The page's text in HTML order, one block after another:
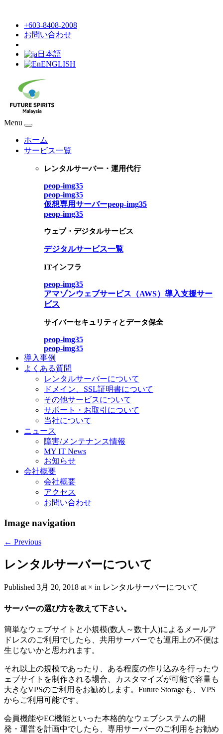
+603-8408-2008
お問い合わせ
日本語
ENGLISH
Menu
ホーム
サービス一覧
レンタルサーバー・運用代行
peop-img35
peop-img35
仮想専用サーバーpeop-img35
peop-img35
ウェブ・デジタルサービス
デジタルサービス一覧
ITインフラ
peop-img35
アマゾンウェブサービス（AWS）導入支援サー
ビス
サイバーセキュリティとデータ保全
peop-img35
peop-img35
導入事例
よくある質問
レンタルサーバーについて
ドメイン、SSL証明書について
その他サービスについて
サポート・お取引について
当社について
ニュース
障害/メンテナンス情報
MY IT News
お知らせ
会社概要
会社概要
アクセス
お問い合わせ
Image navigation
← Previous
レンタルサーバーについて
Published 3月 20, 2018 at × in レンタルサーバーについて
サーバーの選び方を教えて下さい。
簡単なウェブサイトと小規模(数人～数十人)によるメールア
ドレスのご利用でしたら、共用サーバーでも運用上の不便は
生じないかと思われます。
それ以上の規模であったり、ある程度の作り込みを行ったウ
ェブサイトを制作される場合、カスタマイズが可能で容量も
大きなVPSのご利用をお勧めします。Future Storageも、VPS
からご利用可能です。
会員機能やEC機能といった本格的なウェブシステムの開
発・運営を計画中でしたら、専用サーバーのご利用をお勧め